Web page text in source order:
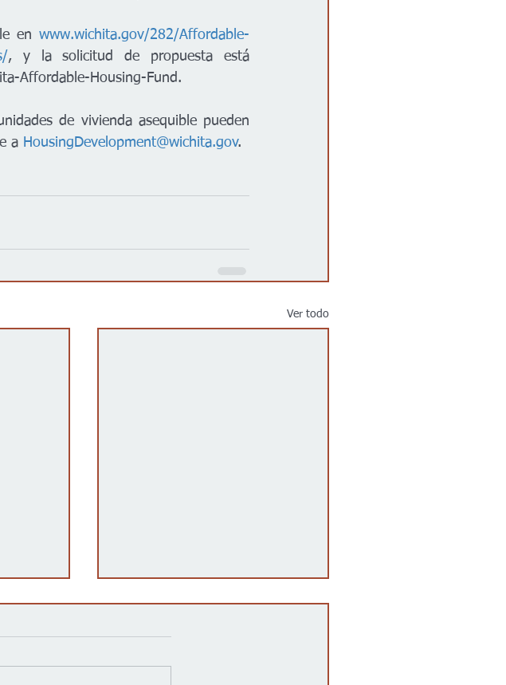
en www.wichita.gov/282/Affordable-
, y la solicitud de propuesta está
Affordable-Housing-Fund.
de vivienda asequible pueden
a HousingDevelopment@wichita.gov.
Ver todo